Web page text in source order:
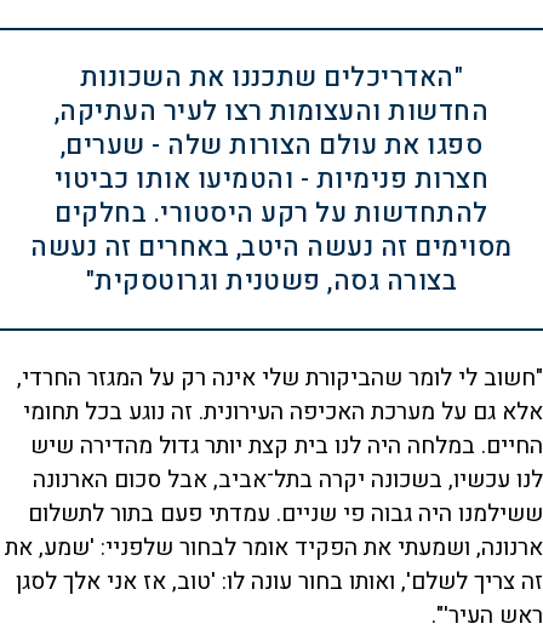
"האדריכלים שתכננו את השכונות
החדשות והעצומות רצו לעיר העתיקה,
ספגו את עולם הצורות שלה - שערים,
חצרות פנימיות - והטמיעו אותו כביטוי
להתחדשות על רקע היסטורי. בחלקים
מסוימים זה נעשה היטב, באחרים זה נעשה
בצורה גסה, פשטנית וגרוטסקית"
"חשוב לי לומר שהביקורת שלי אינה רק על המגזר החרדי,
אלא גם על מערכת האכיפה העירונית. זה נוגע בכל תחומי
החיים. במלחה היה לנו בית קצת יותר גדול מהדירה שיש
לנו עכשיו, בשכונה יקרה בתל־אביב, אבל סכום הארנונה
ששילמנו היה גבוה פי שניים. עמדתי פעם בתור לתשלום
ארנונה, ושמעתי את הפקיד אומר לבחור שלפניי: 'שמע, את
זה צריך לשלם', ואותו בחור עונה לו: 'טוב, אז אני אלך לסגן
ראש העיר'".